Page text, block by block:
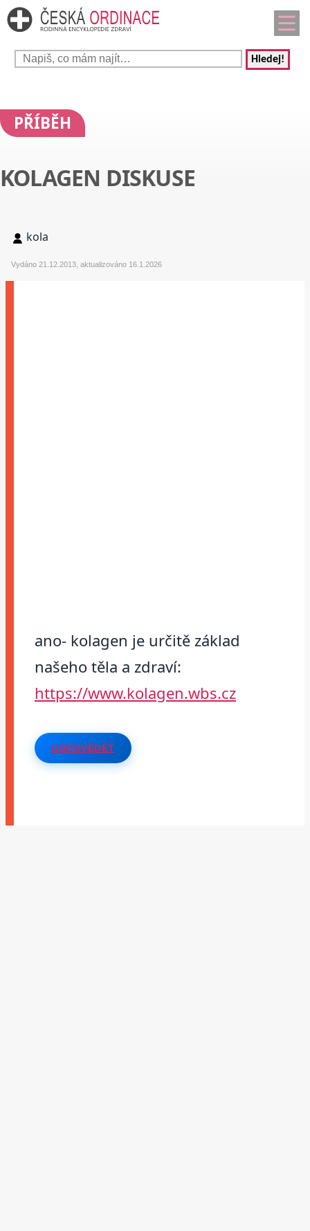
Hledej!
PŘÍBĚH
KOLAGEN DISKUSE
kola
Vydáno 21.12.2013, aktualizováno 16.1.2026
ano- kolagen je určitě základ
našeho těla a zdraví:
https://www.kolagen.wbs.cz
ODPOVĚDĚT